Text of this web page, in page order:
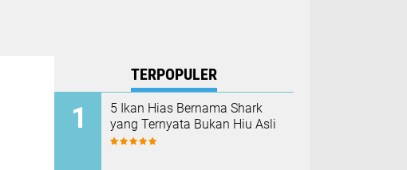
TERPOPULER
5 Ikan Hias Bernama Shark
yang Ternyata Bukan Hiu Asli